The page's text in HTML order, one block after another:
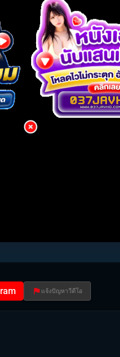
แจ้งปัญหาวีดีโอ